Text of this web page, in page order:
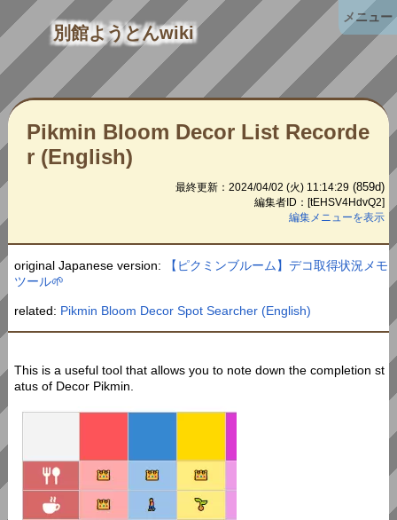
別館ようとんwiki
Pikmin Bloom Decor List Recorde
r (English)
最終更新：2024/04/02 (火) 11:14:29 (859d)
編集者ID：[tEHSV4HdvQ2]
編集メニューを表示
original Japanese version:
【ピクミンブルーム】デコ取得状況メモ
ツール🌱
related: Pikmin Bloom Decor Spot Searcher (English)
This is a useful tool that allows you to note down the completion st
atus of Decor Pikmin.
メニュー